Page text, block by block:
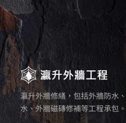
瀛升外牆修繕，包括外牆防水
水、外牆磁磚修補等工程承包。